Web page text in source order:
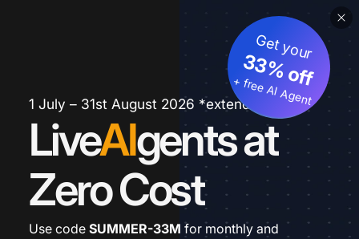
1 July – 31st August 2026 *extended
LiveAIgents at
Zero Cost
Get your
33% off
+ free AI Agent
Use code SUMMER-33M for monthly and